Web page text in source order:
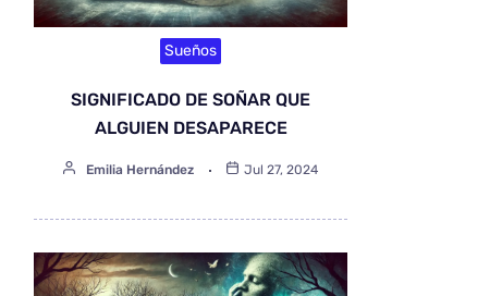
Sueños
SIGNIFICADO DE SOÑAR QUE
ALGUIEN DESAPARECE
Emilia Hernández Jul 27, 2024